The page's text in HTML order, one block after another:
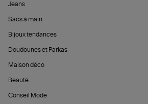
Jeans
Sacs à main
Bijoux tendances
Doudounes et Parkas
Maison déco
Beauté
Conseil Mode